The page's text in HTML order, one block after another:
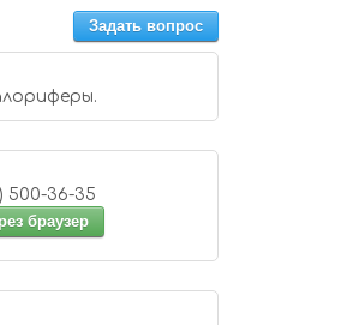
Задать вопрос
+7 (800) 500-36-35
браузер